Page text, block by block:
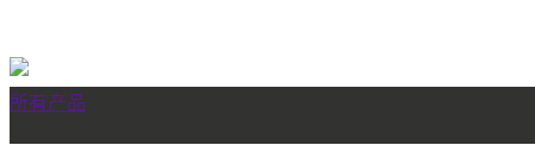
所有产品